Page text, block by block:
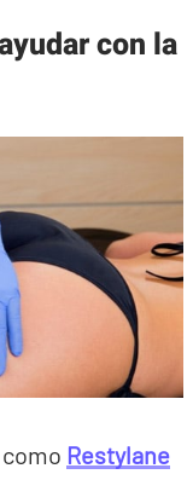
con la
Restylane